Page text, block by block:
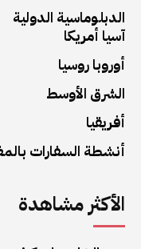
الدبلوماسية الدولية
آسيا أمريكا
أوروبا روسيا
الشرق الأوسط
أفريقيا
أنشطة السفارات
الأكثر مشاهدة